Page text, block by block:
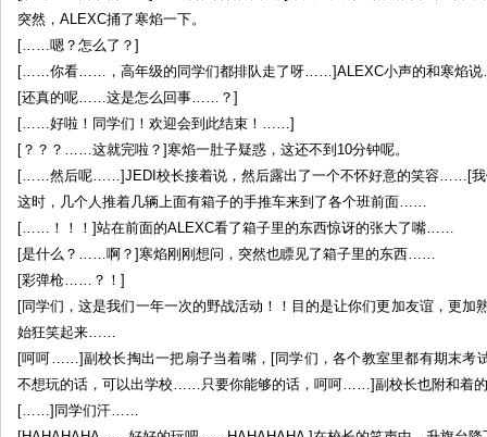
突然，ALEXC捅了寒焰一下。
[……嗯？怎么了？]
[……你看……，高年级的同学们都排队走了呀……]ALEXC小声的和寒焰
[还真的呢……这是怎么回事……？]
[……好啦！同学们！欢迎会到此结束！……]
[？？？……这就完啦？]寒焰一肚子疑惑，这还不到10分钟呢。
[……然后呢……]JEDI校长接着说，然后露出了一个不怀好意的笑容……[
这时，几个人推着几辆上面有箱子的手推车来到了各个班前面……
[……！！！]站在前面的ALEXC看了箱子里的东西惊讶的张大了嘴……
[是什么？……啊？]寒焰刚刚想问，突然也瞟见了箱子里的东西……
[彩弹枪……？！]
[同学们，这是我们一年一次的野战活动！！目的是让你们更加友谊，更
始狂笑起来……
[呵呵……]副校长掏出一把扇子当着嘴，[同学们，各个教室里都有期末
不想玩的话，可以出学校……只要你能够的话，呵呵……]副校长也附和着
[……]同学们汗……